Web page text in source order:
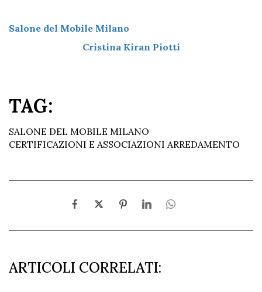
Salone del Mobile Milano
Cristina Kiran Piotti
TAG:
SALONE DEL MOBILE MILANO
CERTIFICAZIONI E ASSOCIAZIONI ARREDAMENTO
ARTICOLI CORRELATI: